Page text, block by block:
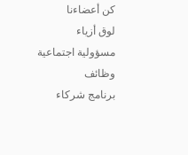
كن أعضاءنا
لوق أزياء
مسؤولية اجتماعية
وظائف
برنامج شركاء